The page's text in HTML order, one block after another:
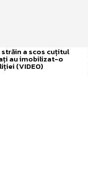
a scos cuțitul
au imobilizat-o
(VIDEO)